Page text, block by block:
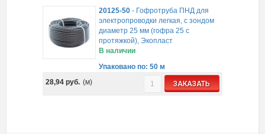
20125-50 - Гофротруба ПНД для
электропроводки легкая, с зондом
диаметр 25 мм (гофра 25 с
протяжкой), Экопласт
В наличии
Упаковано по: 50 м
28,94руб. (м) ЗАКАЗАТЬ